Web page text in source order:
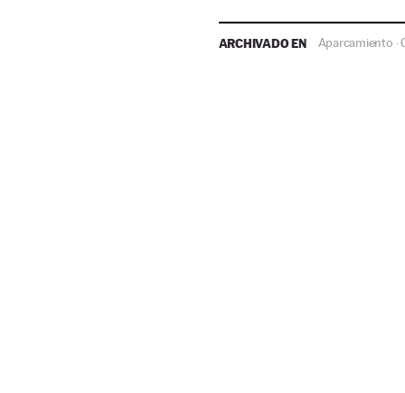
ARCHIVADO EN Aparcamiento ·